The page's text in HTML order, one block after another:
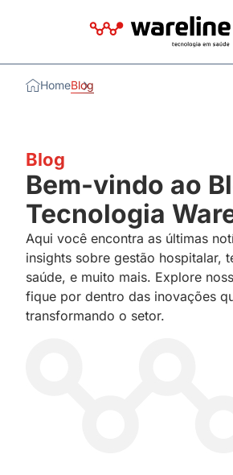
HomeBlog
Blog
Bem-vindo ao
Tecnologia
Aqui você encontra as últimas
insights sobre gestão hospitalar,
saúde, e muito mais. Explore
fique por dentro das inovações
transformando o setor.